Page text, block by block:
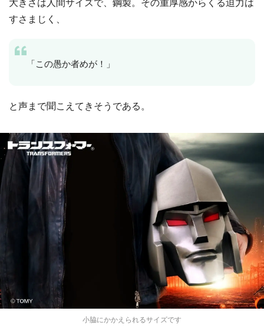
大きさは人間サイズで、鋼製。その重厚感からくる迫力は
すさまじく、
「この愚か者めが！」
と声まで聞こえてきそうである。
小脇にかかえられるサイズです